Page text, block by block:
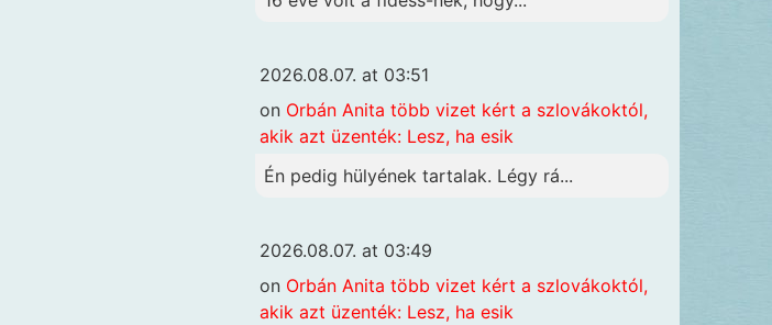
2026.08.07. at 03:51
on Orbán Anita több vizet kért a szlovákoktól,
akik azt üzenték: Lesz, ha esik
Én pedig hülyének tartalak. Légy rá...
2026.08.07. at 03:49
on Orbán Anita több vizet kért a szlovákoktól,
akik azt üzenték: Lesz, ha esik